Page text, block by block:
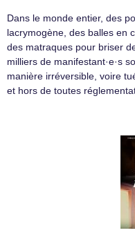
Dans le monde entier, des
lacrymogène, des balles en
des matraques pour briser
milliers de manifestant·e·s
manière irréversible, voire
et hors de toutes